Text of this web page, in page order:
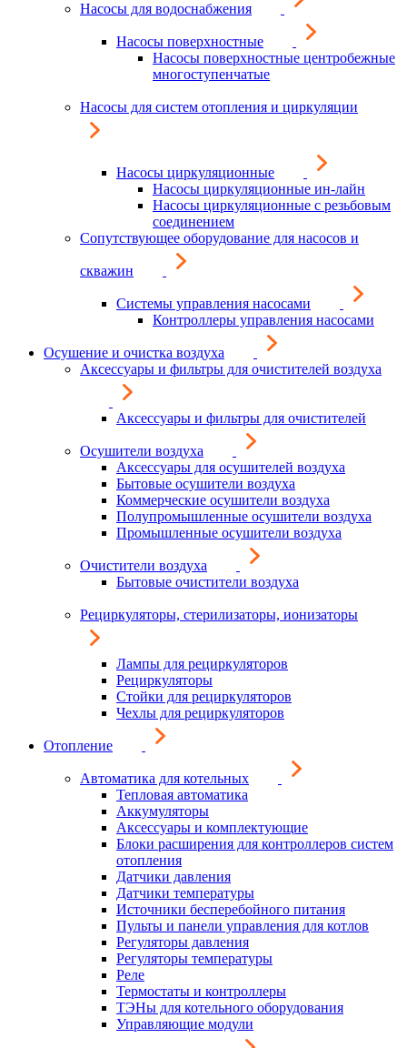
Насосы для водоснабжения
Насосы поверхностные
Насосы поверхностные центробежные
многоступенчатые
Насосы для систем отопления и циркуляции
Насосы циркуляционные
Насосы циркуляционные ин-лайн
Насосы циркуляционные с резьбовым
соединением
Сопутствующее оборудование для насосов и
скважин
Системы управления насосами
Контроллеры управления насосами
Осушение и очистка воздуха
Аксессуары и фильтры для очистителей воздуха
Аксессуары и фильтры для очистителей
Осушители воздуха
Аксессуары для осушителей воздуха
Бытовые осушители воздуха
Коммерческие осушители воздуха
Полупромышленные осушители воздуха
Промышленные осушители воздуха
Очистители воздуха
Бытовые очистители воздуха
Рециркуляторы, стерилизаторы, ионизаторы
Лампы для рециркуляторов
Рециркуляторы
Стойки для рециркуляторов
Чехлы для рециркуляторов
Отопление
Автоматика для котельных
Тепловая автоматика
Аккумуляторы
Аксессуары и комплектующие
Блоки расширения для контроллеров систем
отопления
Датчики давления
Датчики температуры
Источники бесперебойного питания
Пульты и панели управления для котлов
Регуляторы давления
Регуляторы температуры
Реле
Термостаты и контроллеры
ТЭНы для котельного оборудования
Управляющие модули